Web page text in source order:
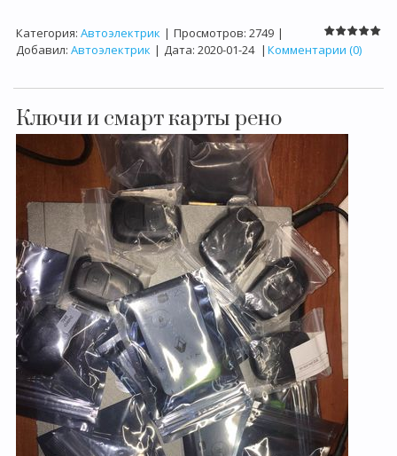
Категория: Автоэлектрик | Просмотров: 2749 |
Добавил: Автоэлектрик | Дата: 2020-01-24 | Комментарии (0)
Ключи и смарт карты рено